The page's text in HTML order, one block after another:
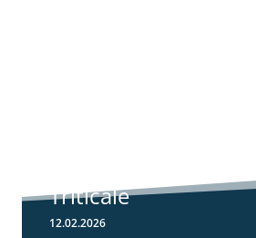
Triticale
12.02.2026